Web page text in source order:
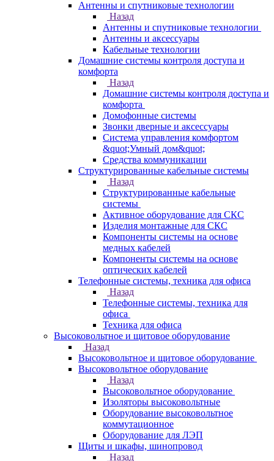
Антенны и спутниковые технологии
Назад
Антенны и спутниковые технологии
Антенны и аксессуары
Кабельные технологии
Домашние системы контроля доступа и
комфорта
Назад
Домашние системы контроля доступа и
комфорта
Домофонные системы
Звонки дверные и аксессуары
Система управления комфортом
&quot;Умный дом&quot;
Средства коммуникации
Структурированные кабельные системы
Назад
Структурированные кабельные
системы
Активное оборудование для СКС
Изделия монтажные для СКС
Компоненты системы на основе
медных кабелей
Компоненты системы на основе
оптических кабелей
Телефонные системы, техника для офиса
Назад
Телефонные системы, техника для
офиса
Техника для офиса
Высоковольтное и щитовое оборудование
Назад
Высоковольтное и щитовое оборудование
Высоковольтное оборудование
Назад
Высоковольтное оборудование
Изоляторы высоковольтные
Оборудование высоковольтное
коммутационное
Оборудование для ЛЭП
Щиты и шкафы, шинопровод
Назад